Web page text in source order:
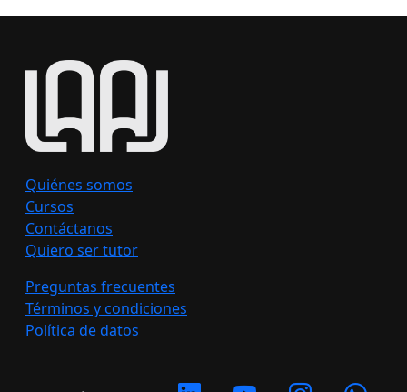
Quiénes somos
Cursos
Contáctanos
Quiero ser tutor
Preguntas frecuentes
Términos y condiciones
Política de datos